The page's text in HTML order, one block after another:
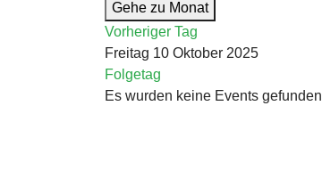
Gehe zu Monat
Vorheriger Tag
Freitag 10 Oktober 2025
Folgetag
Es wurden keine Events gefunden